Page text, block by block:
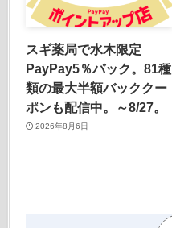
スギ薬局で水木限定
PayPay5％バック。81種
類の最大半額バッククー
ポンも配信中。～8/27。
2026年8月6日